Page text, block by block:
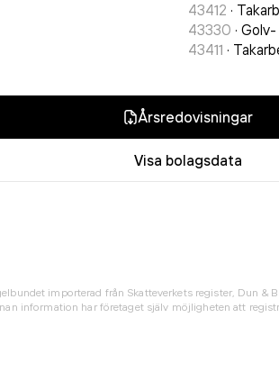
43412 ·
43330 ·
43411 ·
Årsredovisningar
Visa bolagsdata
importerad från Skatteverkets register, Dun &
information har företaget själv möjligheten att